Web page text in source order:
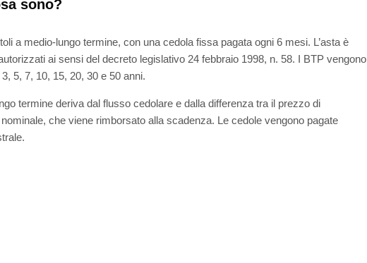
sono?
a medio-lungo termine, con una cedola fissa pagata ogni 6 mesi. L’asta è
ai sensi del decreto legislativo 24 febbraio 1998, n. 58. I BTP vengono
5, 7, 10, 15, 20, 30 e 50 anni.
termine deriva dal flusso cedolare e dalla differenza tra il prezzo di
che viene rimborsato alla scadenza. Le cedole vengono pagate